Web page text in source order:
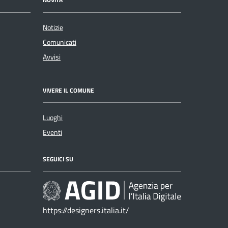
Notizie
Comunicati
Avvisi
VIVERE IL COMUNE
Luoghi
Eventi
SEGUICI SU
https://designers.italia.it/